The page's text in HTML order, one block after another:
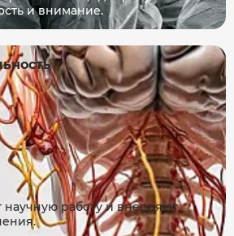
и внимание.
работу и внедряют